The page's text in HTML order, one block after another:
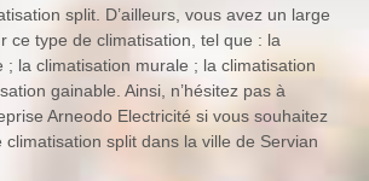
split. D’ailleurs, vous avez un large
ce type de climatisation, tel que : la
; la climatisation murale ; la climatisation
gainable. Ainsi, n’hésitez pas à
Arneodo Electricité si vous souhaitez
split dans la ville de Servian